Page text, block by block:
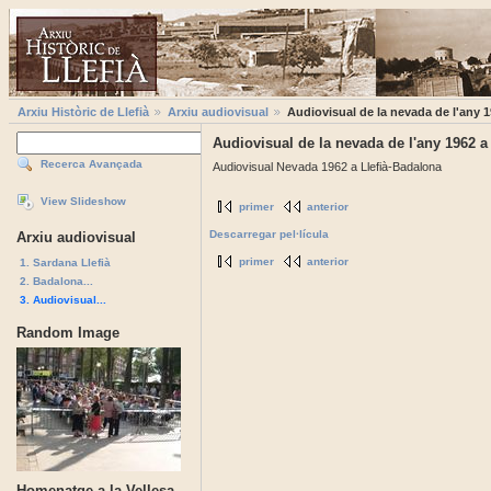
Arxiu Històric de Llefià Arxiu audiovisual Audiovisual de la nevada de l'any
Recerca Avançada
View Slideshow
Arxiu audiovisual
1. Sardana Llefià
2. Badalona...
3. Audiovisual...
Random Image
Audiovisual de la nevada de l'any 1962
Audiovisual Nevada 1962 a Llefià-Badalona
primer anterior
Descarregar pel·lícula
primer anterior